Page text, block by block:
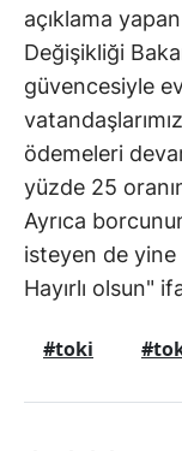
açıklama
Değişikliği
güvencesiyle
ödemeleri
yüzde 25
Ayrıca
isteyen de yine
Hayırlı olsun"
#toki